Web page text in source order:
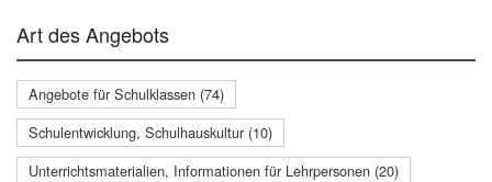
Art des Angebots
Angebote für Schulklassen (74)
Schulentwicklung, Schulhauskultur (10)
Unterrichtsmaterialien, Informationen für Lehrpersonen (20)